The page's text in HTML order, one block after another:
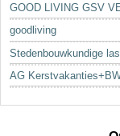
GOOD LIVING GSV
goodliving
Stedenbouwkundige
AG